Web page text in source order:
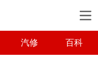
汽修 百科